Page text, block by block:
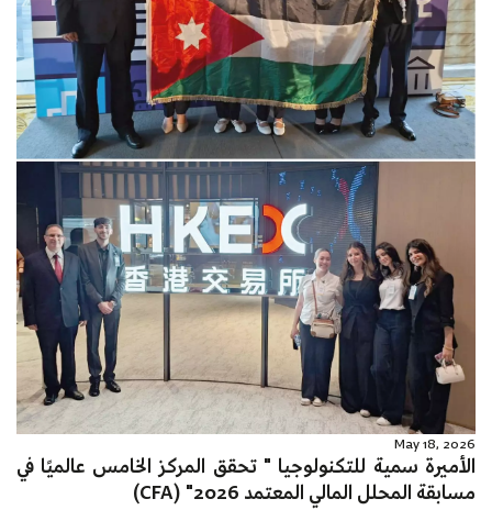
May 18, 2026
الأميرة سمية للتكنولوجيا " تحقق المركز الخامس عالميًا في
مسابقة المحلل المالي المعتمد 2026" (CFA)